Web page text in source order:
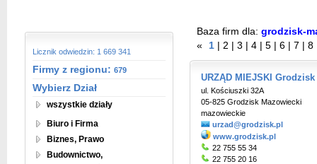
Licznik odwiedzin: 1 669 341
Firmy z regionu: 679
Wybierz Dział
wszystkie działy
Biuro i Firma
Biznes, Prawo
Budownictwo,
Baza firm dla: grodzisk-
«
1 2 3 4 5 6 7 8
URZĄD MIEJSKI
ul. Kościuszki 32A
05-825 Grodzisk Mazowiecki
mazowieckie
urzad@grodzisk.pl
www.grodzisk.pl
22 755 55 34
22 755 20 16